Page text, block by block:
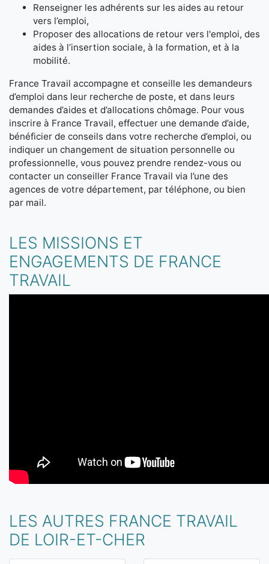
Renseigner les adhérents sur les aides au retour
vers l’emploi,
Proposer des allocations de retour vers l'emploi, des
aides à l’insertion sociale, à la formation, et à la
mobilité.
France Travail accompagne et conseille les demandeurs
d’emploi dans leur recherche de poste, et dans leurs
demandes d’aides et d’allocations chômage. Pour vous
inscrire à France Travail, effectuer une demande d’aide,
bénéficier de conseils dans votre recherche d’emploi, ou
indiquer un changement de situation personnelle ou
professionnelle, vous pouvez prendre rendez-vous ou
contacter un conseiller France Travail via l’une des
agences de votre département, par téléphone, ou bien
par mail.
LES MISSIONS ET
ENGAGEMENTS DE FRANCE
TRAVAIL
LES AUTRES FRANCE TRAVAIL
DE LOIR-ET-CHER